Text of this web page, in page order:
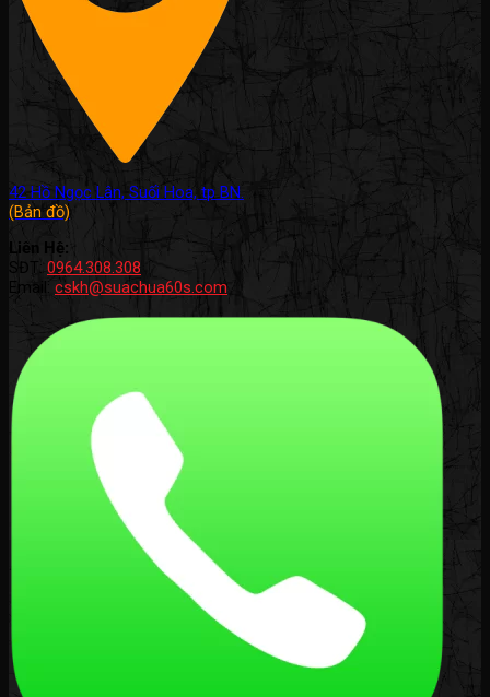
42 Hồ Ngọc Lân, Suối Hoa, tp BN.
(Bản đồ)
Liên Hệ:
SĐT: 0964.308.308
Email: cskh@suachua60s.com